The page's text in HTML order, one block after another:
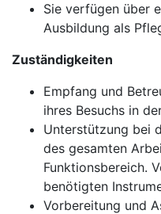
Sie verfügen über
Ausbildung als
Zuständigkeiten
Empfang und
ihres Besuchs in
Unterstützung bei
des gesamten
Funktionsbereich.
benötigten
Vorbereitung und